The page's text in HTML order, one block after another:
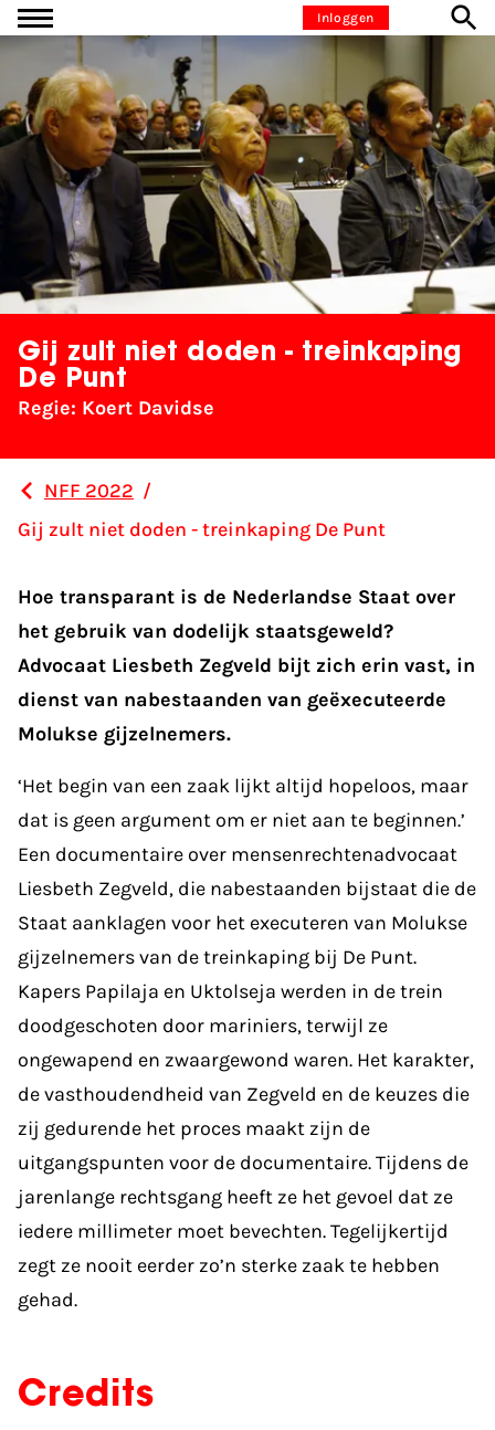
Ga naar inhoudInloggen
Gij zult niet doden - treinkaping
De Punt
Regie: Koert Davidse
NFF 2022 /
Gij zult niet doden - treinkaping De Punt
Hoe transparant is de Nederlandse Staat over
het gebruik van dodelijk staatsgeweld?
Advocaat Liesbeth Zegveld bijt zich erin vast, in
dienst van nabestaanden van geëxecuteerde
Molukse gijzelnemers.
‘Het begin van een zaak lijkt altijd hopeloos, maar
dat is geen argument om er niet aan te beginnen.’
Een documentaire over mensenrechtenadvocaat
Liesbeth Zegveld, die nabestaanden bijstaat die de
Staat aanklagen voor het executeren van Molukse
gijzelnemers van de treinkaping bij De Punt.
Kapers Papilaja en Uktolseja werden in de trein
doodgeschoten door mariniers, terwijl ze
ongewapend en zwaargewond waren. Het karakter,
de vasthoudendheid van Zegveld en de keuzes die
zij gedurende het proces maakt zijn de
uitgangspunten voor de documentaire. Tijdens de
jarenlange rechtsgang heeft ze het gevoel dat ze
iedere millimeter moet bevechten. Tegelijkertijd
zegt ze nooit eerder zo’n sterke zaak te hebben
gehad.
Credits